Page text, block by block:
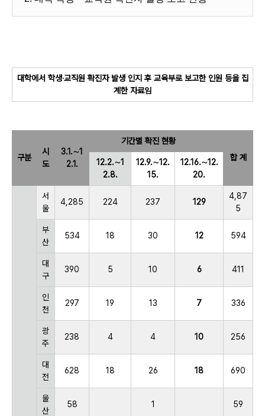
대학에서 학생‧교직원 확진자 발생 인지 후 교육부로 보고한 인원 등을 집
계한 자료임
구분
시
도
3.1.∼1
2.1.
기간별 확진 현황
합 계
12.2.∼1
2.8.
12.9.∼12.
15.
12.16.∼12.
20.
서
울
4,285 224 237 129
4,87
5
부
산
534 18 30 12 594
대
구
390 5 10 6 411
인
천
297 19 13 7 336
광
주
238 4 4 10 256
대
전
628 18 26 18 690
울
산
58 1 59